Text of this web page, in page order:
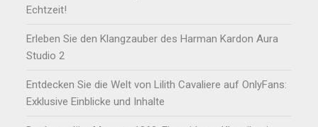
Echtzeit!
Erleben Sie den Klangzauber des Harman Kardon Aura
Studio 2
Entdecken Sie die Welt von Lilith Cavaliere auf OnlyFans:
Exklusive Einblicke und Inhalte